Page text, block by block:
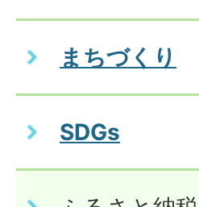
まちづくり
SDGs